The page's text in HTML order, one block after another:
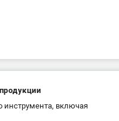
инструмента, включая